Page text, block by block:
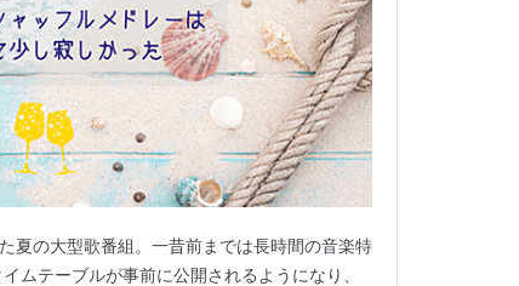
夏の大型歌番組。一昔前までは長時間の音楽特
ムテーブルが事前に公開されるようになり、